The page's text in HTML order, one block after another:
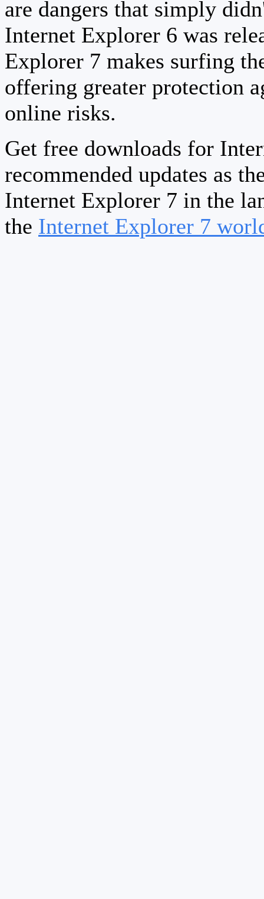
are dangers that simply
Internet Explorer 6 was
Explorer 7 makes surfing
offering greater protection
online risks.
Get free downloads for
recommended updates as
Internet Explorer 7 in the
the Internet Explorer 7